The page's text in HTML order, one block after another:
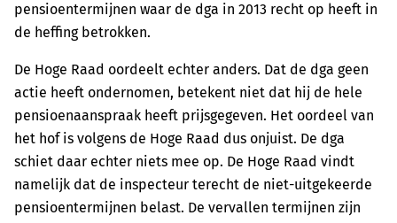
pensioentermijnen waar de dga in 2013 recht op heeft in
de heffing betrokken.
De Hoge Raad oordeelt echter anders. Dat de dga geen
actie heeft ondernomen, betekent niet dat hij de hele
pensioenaanspraak heeft prijsgegeven. Het oordeel van
het hof is volgens de Hoge Raad dus onjuist. De dga
schiet daar echter niets mee op. De Hoge Raad vindt
namelijk dat de inspecteur terecht de niet-uitgekeerde
pensioentermijnen belast. De vervallen termijnen zijn